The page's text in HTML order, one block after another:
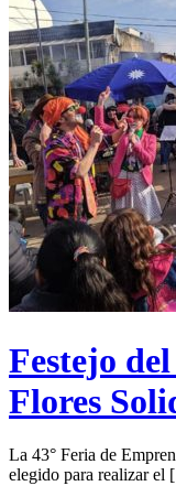
Festejo
Flores
La 43° Feria de
elegido para realizar